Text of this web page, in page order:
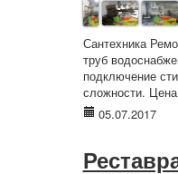
Сантехника
труб
подключение
сложности.
05.07.2017